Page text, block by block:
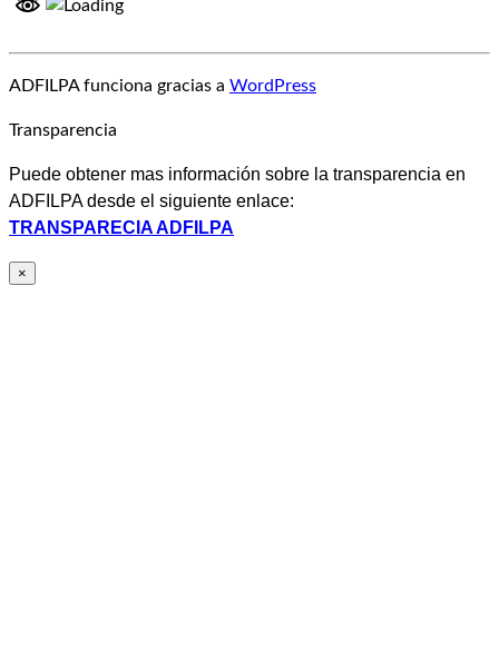
ADFILPA funciona gracias a WordPress
Transparencia
Puede obtener mas información sobre la transparencia en
ADFILPA desde el siguiente enlace:
TRANSPARECIA ADFILPA
×